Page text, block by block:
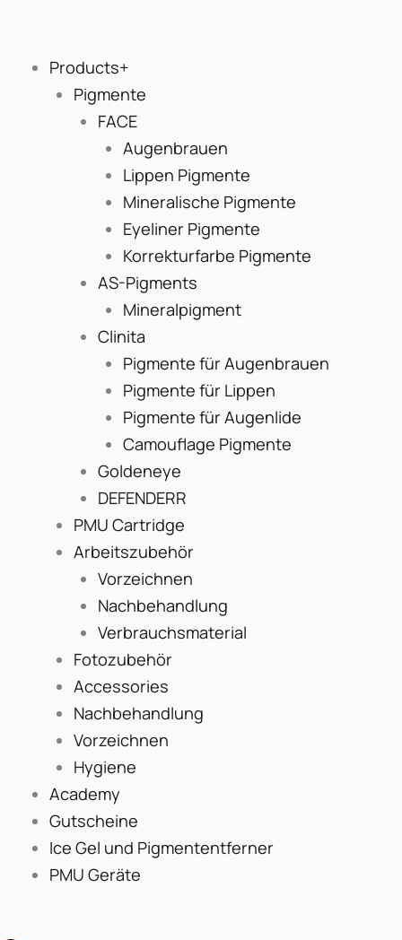
springenProducts+
Pigmente
FACE
Augenbrauen
Lippen Pigmente
Mineralische Pigmente
Eyeliner Pigmente
Korrekturfarbe Pigmente
AS-Pigments
Mineralpigment
Clinita
Pigmente für Augenbrauen
Pigmente für Lippen
Pigmente für Augenlide
Camouflage Pigmente
Goldeneye
DEFENDERR
PMU Cartridge
Arbeitszubehör
Vorzeichnen
Nachbehandlung
Verbrauchsmaterial
Fotozubehör
Accessories
Nachbehandlung
Vorzeichnen
Hygiene
Academy
Gutscheine
Ice Gel und Pigmententferner
PMU Geräte